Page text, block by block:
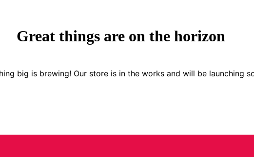
Great things are on the horizon
big is brewing! Our store is in the works and will be launching